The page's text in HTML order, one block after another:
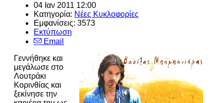
04 Ιαν 2011 12:00
Κατηγορία: Νέες Κυκλοφορίες
Εμφανίσεις: 3573
Εκτύπωση
Email
Γεννήθηκε και
μεγάλωσε στο
Λουτράκι
Κορινθίας και
ξεκίνησε την